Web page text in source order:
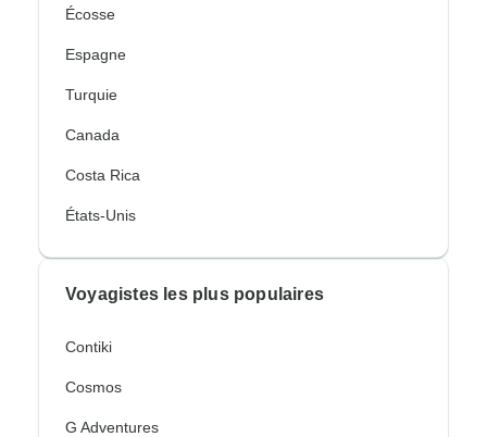
Écosse
Espagne
Turquie
Canada
Costa Rica
États-Unis
Voyagistes les plus populaires
Contiki
Cosmos
G Adventures